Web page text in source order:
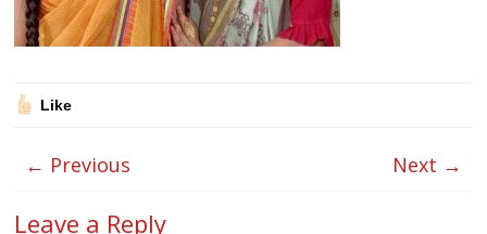
Like
← Previous Next →
Leave a Reply